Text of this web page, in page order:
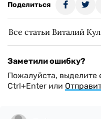
Поделиться
Все статьи Виталий
Заметили ошибку?
Пожалуйста,
Ctrl+Enter или